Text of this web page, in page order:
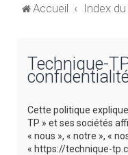
Accueil Index
Technique-
Cette politique
TP » et ses sociétés
« nous », « notre », «
« https://technique-